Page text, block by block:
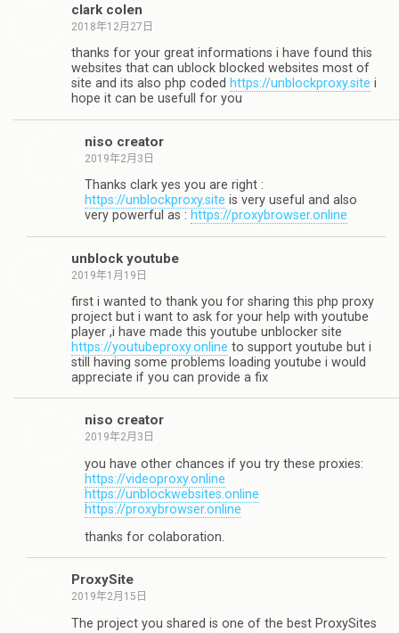
clark colen
2018年12月27日
thanks for your great informations i have found this
websites that can ublock blocked websites most of
site and its also php coded https://unblockproxy.site i
hope it can be usefull for you
niso creator
2019年2月3日
Thanks clark yes you are right :
https://unblockproxy.site is very useful and also
very powerful as : https://proxybrowser.online
unblock youtube
2019年1月19日
first i wanted to thank you for sharing this php proxy
project but i want to ask for your help with youtube
player ,i have made this youtube unblocker site
https://youtubeproxy.online to support youtube but i
still having some problems loading youtube i would
appreciate if you can provide a fix
niso creator
2019年2月3日
you have other chances if you try these proxies:
https://videoproxy.online
https://unblockwebsites.online
https://proxybrowser.online
thanks for colaboration.
ProxySite
2019年2月15日
The project you shared is one of the best ProxySites